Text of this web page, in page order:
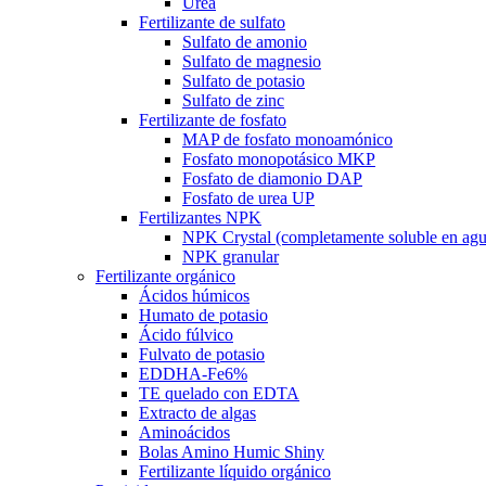
Fertilizante de sulfato
Sulfato de amonio
Sulfato de magnesio
Sulfato de potasio
Sulfato de zinc
Fertilizante de fosfato
MAP de fosfato monoamónico
Fosfato monopotásico MKP
Fosfato de diamonio DAP
Fosfato de urea UP
Fertilizantes NPK
NPK Crystal (completamente soluble en
NPK granular
Fertilizante orgánico
Ácidos húmicos
Humato de potasio
Ácido fúlvico
Fulvato de potasio
EDDHA-Fe6%
TE quelado con EDTA
Extracto de algas
Aminoácidos
Bolas Amino Humic Shiny
Fertilizante líquido orgánico